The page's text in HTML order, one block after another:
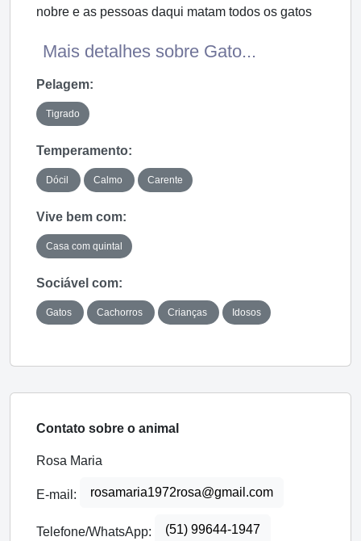
nobre e as pessoas daqui matam todos os gatos
Mais detalhes sobre Gato...
Pelagem:
Tigrado
Temperamento:
Dócil Calmo Carente
Vive bem com:
Casa com quintal
Sociável com:
Gatos Cachorros Crianças Idosos
Contato sobre o animal
Rosa Maria
E-mail: rosamaria1972rosa@gmail.com
Telefone/WhatsApp: (51) 99644-1947